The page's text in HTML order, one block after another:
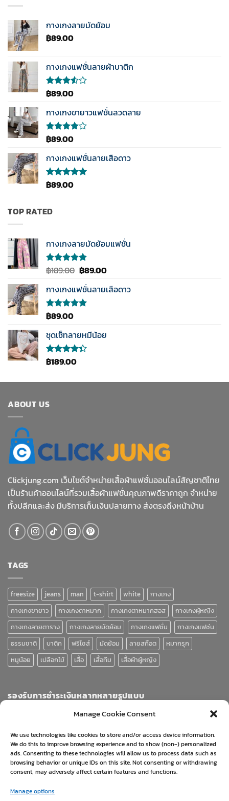
Manage Cookie Consent
We use technologies like cookies to store and/or access device information.
We do this to improve browsing experience and to show (non-) personalized
ads. Consenting to these technologies will allow us to process data such as
browsing behavior or unique IDs on this site. Not consenting or withdrawing
consent, may adversely affect certain features and functions.
Manage options
กางเกงลายมัดย้อม
฿89.00
กางเกงแฟชั่นลายผ้าบาติก
ให้
ตั้งแต่
1-5
฿89.00
กางเกงขายาวแฟชั่นลวดลาย
ให้
ตั้งแต่ 1-
5
฿89.00
กางเกงแฟชั่นลายเสือดาว
ให้คะแนน
คะแนน
฿89.00
TOP RATED
กางเกงลายมัดย้อมแฟชั่น
ให้คะแนน
คะแนน
฿189.00 Original
was:
฿189.00.
฿89.00Current
is:
กางเกงแฟชั่นลายเสือดาว
ให้คะแนน
คะแนน
฿89.00
ชุดเซ็ทลายหมีน้อย
ให้
฿189.00
ABOUT US
Clickjung.com เว็บไซต์จำหน่ายเสื้อผ้าแฟชั่นออนไลน์สัญชาติไทย
เป็นร้านค้าออนไลน์ที่รวมเสื้อผ้าแฟชั่นคุณภาพดีราคาถูก จำหน่าย
ทั้งปลีกและส่ง มีบริการเก็บเงินปลายทาง ส่งตรงถึงหน้าบ้าน
TAGS
freesize jeans man t-shirt white
กางเกง
กางเกงขายาว
กางเกงตาหมาก กางเกงตาหมากฮอส
กางเกงผู้หญิง
กางเกงลายตาราง
กางเกงลายมัดย้อม กางเกงแฟชั่น
กางเกงแฟช่น
ธรรมชาติ
บาติก ฟรีไซส์ มัดย้อม ลายสก๊อต
หมากรุก
หมูน้อย
เปลือกไม้ เสื้อ เสื้อทีม เสื้อผ้าผู้หญิง
รองรับการชำระเงินหลากหลายรูปแบบ